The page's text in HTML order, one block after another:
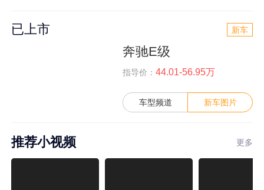
已上市 新车
奔驰E级
指导价： 44.01-56.95万
车型频道 新车图片
推荐小视频 更多